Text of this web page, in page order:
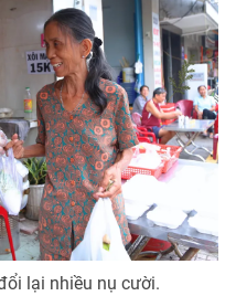
video
Thể thao
động sản
lòng Việt
lại nhiều nụ cười.